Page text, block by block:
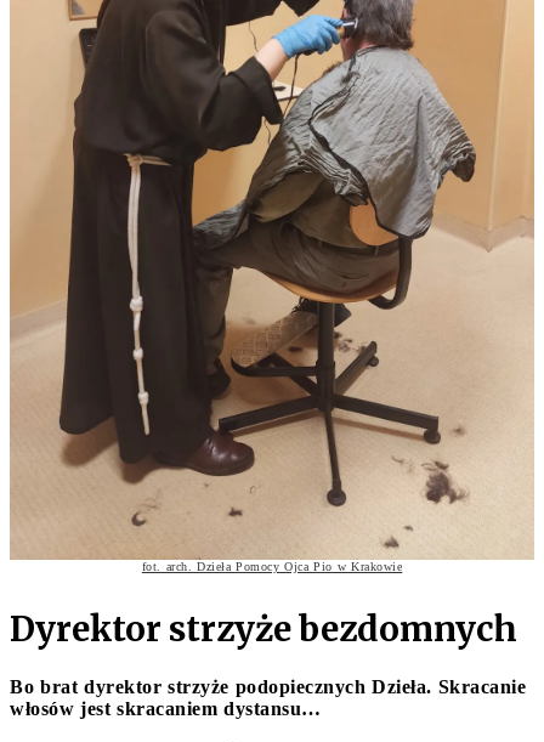
fot. arch. Dzieła Pomocy Ojca Pio w Krakowie
Dyrektor strzyże bezdomnych
Bo brat dyrektor strzyże podopiecznych Dzieła. Skracanie
włosów jest skracaniem dystansu…